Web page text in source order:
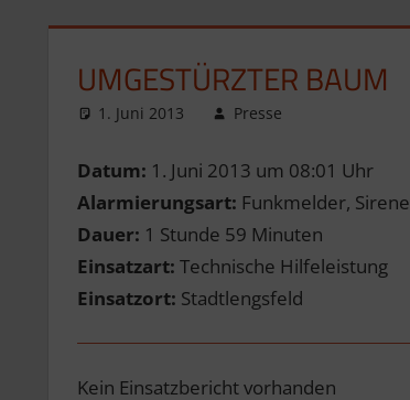
UMGESTÜRZTER BAUM
1. Juni 2013 Presse
Datum: 1. Juni 2013 um 08:01 Uhr
Alarmierungsart: Funkmelder, Sirene
Dauer: 1 Stunde 59 Minuten
Einsatzart: Technische Hilfeleistung
Einsatzort: Stadtlengsfeld
Kein Einsatzbericht vorhanden